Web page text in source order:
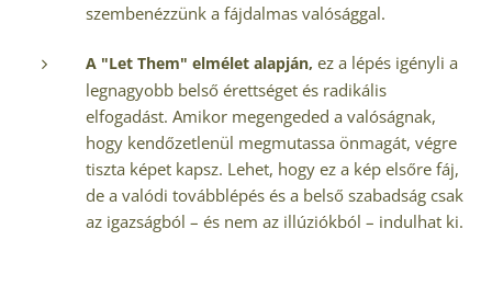
szembenézzünk a fájdalmas valósággal.
A "Let Them" elmélet alapján, ez a lépés igényli a
legnagyobb belső érettséget és radikális
elfogadást. Amikor megengeded a valóságnak,
hogy kendőzetlenül megmutassa önmagát, végre
tiszta képet kapsz. Lehet, hogy ez a kép elsőre fáj,
de a valódi továbblépés és a belső szabadság csak
az igazságból – és nem az illúziókból – indulhat ki.